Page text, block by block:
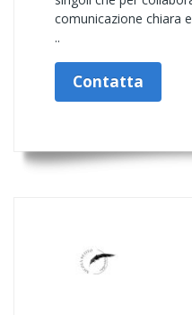
comunicazione chiara
..
Contatta